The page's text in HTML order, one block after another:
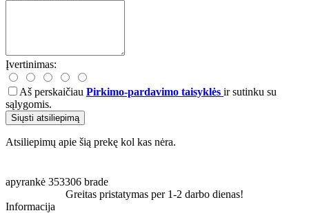
Įvertinimas:
Aš perskaičiau Pirkimo-pardavimo taisyklės ir sutinku su
sąlygomis.
Siųsti atsiliepimą
Atsiliepimų apie šią prekę kol kas nėra.
apyrankė 353306 brade
Greitas pristatymas per 1-2 darbo dienas!
Informacija